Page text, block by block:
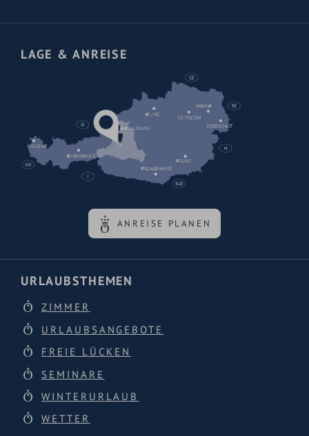
LAGE & ANREISE
ANREISE PLANEN
URLAUBSTHEMEN
ZIMMER
URLAUBSANGEBOTE
FREIE LÜCKEN
SEMINARE
WINTERURLAUB
WETTER